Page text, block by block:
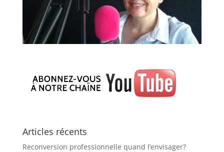
Articles récents
Reconversion professionnelle quand l’envisager?